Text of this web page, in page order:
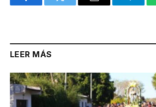
FacebookTwitter Email
LEER MÁS